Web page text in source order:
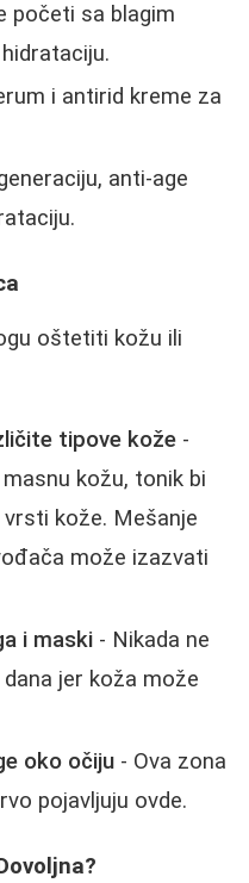
početi sa blagim
i antirid kreme za
anti-age
oštetiti kožu ili
tipove kože -
kožu, tonik bi
kože. Mešanje
može izazvati
i maski - Nikada ne
jer koža može
oko očiju - Ova zona
pojavljuju ovde.